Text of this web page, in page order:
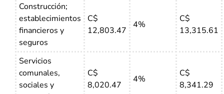
Construcción;
establecimientos
financieros y
seguros
C$
12,803.47
4%
C$
13,315.61
Servicios
comunales,
sociales y
C$
8,020.47
4%
C$
8,341.29